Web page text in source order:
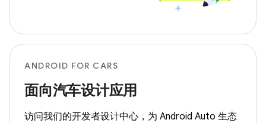
ANDROID FOR CARS
面向汽车设计应用
访问我们的开发者设计中心，为 Android Auto 生态